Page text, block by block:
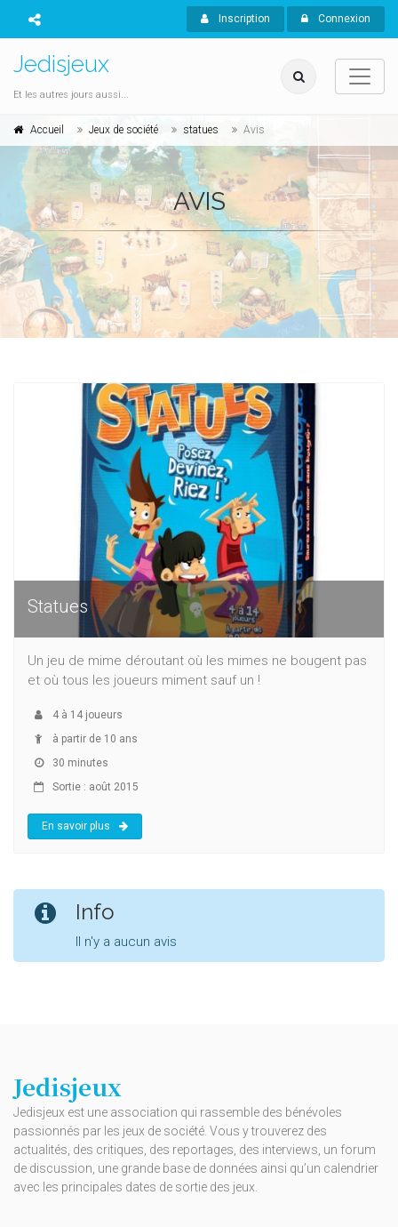
Inscription Connexion
Jedisjeux
Et les autres jours aussi...
Accueil Jeux de société statues Avis
AVIS
Statues
Un jeu de mime déroutant où les mimes ne bougent pas
et où tous les joueurs miment sauf un !
4 à 14 joueurs
à partir de 10 ans
30 minutes
Sortie : août 2015
En savoir plus
Info
Il n'y a aucun avis
Jedisjeux
Jedisjeux est une association qui rassemble des bénévoles
passionnés par les jeux de société. Vous y trouverez des
actualités, des critiques, des reportages, des interviews, un forum
de discussion, une grande base de données ainsi qu’un calendrier
avec les principales dates de sortie des jeux.